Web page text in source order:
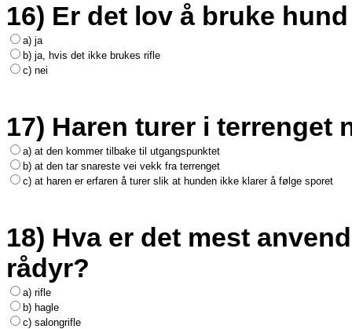
16) Er det lov å bruke
a) ja
b) ja, hvis det ikke brukes rifle
c) nei
17) Haren turer i terrenget
a) at den kommer tilbake til utgangspunktet
b) at den tar snareste vei vekk fra terrenget
c) at haren er erfaren å turer slik at hunden ikke klarer å følge sporet
18) Hva er det mest
rådyr?
a) rifle
b) hagle
c) salongrifle